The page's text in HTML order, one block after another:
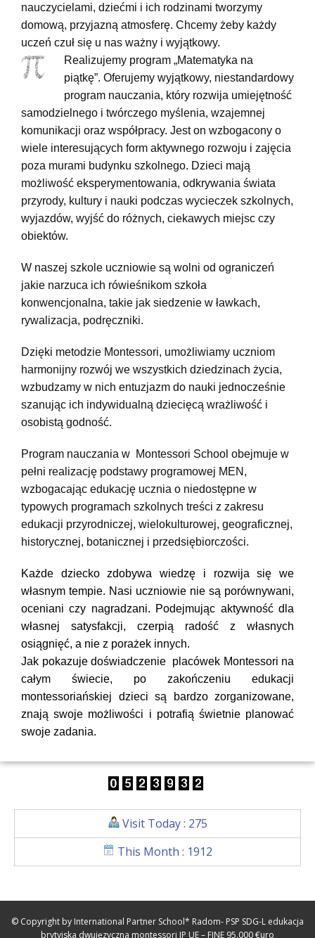
nauczycielami, dziećmi i ich rodzinami tworzymy
domową, przyjazną atmosferę. Chcemy żeby każdy
uczeń czuł się u nas ważny i wyjątkowy.
Realizujemy program „Matematyka na
piątkę”. Oferujemy wyjątkowy, niestandardowy
program nauczania, który rozwija umiejętność
samodzielnego i twórczego myślenia, wzajemnej
komunikacji oraz współpracy. Jest on wzbogacony o
wiele interesujących form aktywnego rozwoju i zajęcia
poza murami budynku szkolnego. Dzieci mają
możliwość eksperymentowania, odkrywania świata
przyrody, kultury i nauki podczas wycieczek szkolnych,
wyjazdów, wyjść do różnych, ciekawych miejsc czy
obiektów.
W naszej szkole uczniowie są wolni od ograniczeń
jakie narzuca ich rówieśnikom szkoła
konwencjonalna, takie jak siedzenie w ławkach,
rywalizacja, podręczniki.
Dzięki metodzie Montessori, umożliwiamy uczniom
harmonijny rozwój we wszystkich dziedzinach życia,
wzbudzamy w nich entuzjazm do nauki jednocześnie
szanując ich indywidualną dziecięcą wrażliwość i
osobistą godność.
Program nauczania w Montessori School obejmuje w
pełni realizację podstawy programowej MEN,
wzbogacając edukację ucznia o niedostępne w
typowych programach szkolnych treści z zakresu
edukacji przyrodniczej, wielokulturowej, geograficznej,
historycznej, botanicznej i przedsiębiorczości.
Każde dziecko zdobywa wiedzę i rozwija się we
własnym tempie. Nasi uczniowie nie są porównywani,
oceniani czy nagradzani. Podejmując aktywność dla
własnej satysfakcji, czerpią radość z własnych
osiągnięć, a nie z porażek innych.
Jak pokazuje doświadczenie placówek Montessori na
całym świecie, po zakończeniu edukacji
montessoriańskiej dzieci są bardzo zorganizowane,
znają swoje możliwości i potrafią świetnie planować
swoje zadania.
Visit Today : 275
This Month : 1912
© Copyright by International Partner School* Radom- PSP SDG-L edukacja
brytyjska dwujęzyczna montessori IP UE – FINE 95.000 €uro